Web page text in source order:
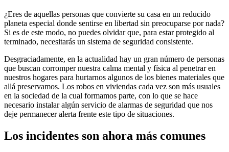
¿Eres de aquellas personas que convierte su casa en un reducido
planeta especial donde sentirse en libertad sin preocuparse por nada?
Si es de este modo, no puedes olvidar que, para estar protegido al
terminado, necesitarás un sistema de seguridad consistente.
Desgraciadamente, en la actualidad hay un gran número de personas
que buscan corromper nuestra calma mental y física al penetrar en
nuestros hogares para hurtarnos algunos de los bienes materiales que
allá preservamos. Los robos en viviendas cada vez son más usuales
en la sociedad de la cual formamos parte, con lo que se hace
necesario instalar algún servicio de alarmas de seguridad que nos
deje permanecer alerta frente este tipo de situaciones.
Los incidentes son ahora más comunes